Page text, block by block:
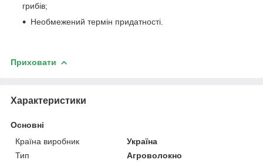
грибів;
Необмежений термін придатності.
Приховати
Характеристики
Основні
Країна виробник
Україна
Тип
Агроволокно